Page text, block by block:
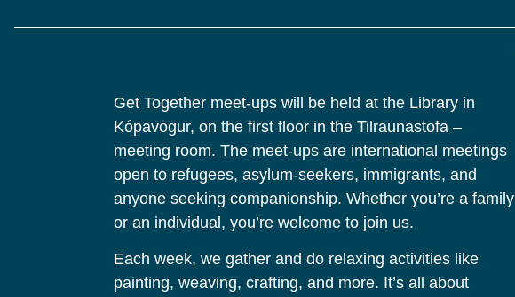
Get Together meet-ups will be held at the Library in
Kópavogur, on the first floor in the Tilraunastofa –
meeting room. The meet-ups are international meetings
open to refugees, asylum-seekers, immigrants, and
anyone seeking companionship. Whether you’re a family
or an individual, you’re welcome to join us.
Each week, we gather and do relaxing activities like
painting, weaving, crafting, and more. It’s all about